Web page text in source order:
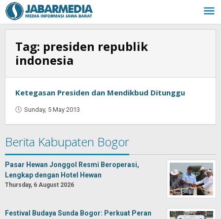
Skip
to
content
Tag: presiden republik
indonesia
Ketegasan Presiden dan Mendikbud Ditunggu
Sunday, 5 May 2013
Berita Kabupaten Bogor
Pasar Hewan Jonggol Resmi Beroperasi,
Lengkap dengan Hotel Hewan
Thursday, 6 August 2026
Festival Budaya Sunda Bogor: Perkuat Peran